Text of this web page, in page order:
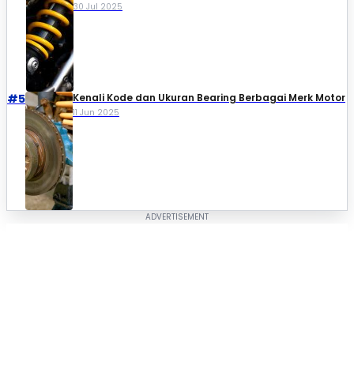
30 Jul 2025
#5 Kenali Kode dan Ukuran Bearing Berbagai Merk Motor
11 Jun 2025